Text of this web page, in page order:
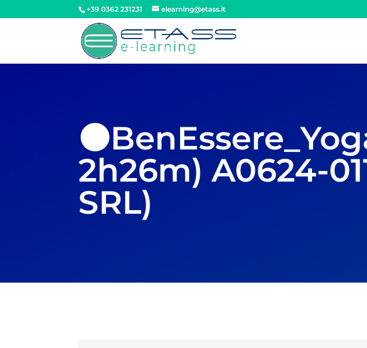
+39 0362 231231 elearning@etass.it
2h26m) A0624-
SRL)